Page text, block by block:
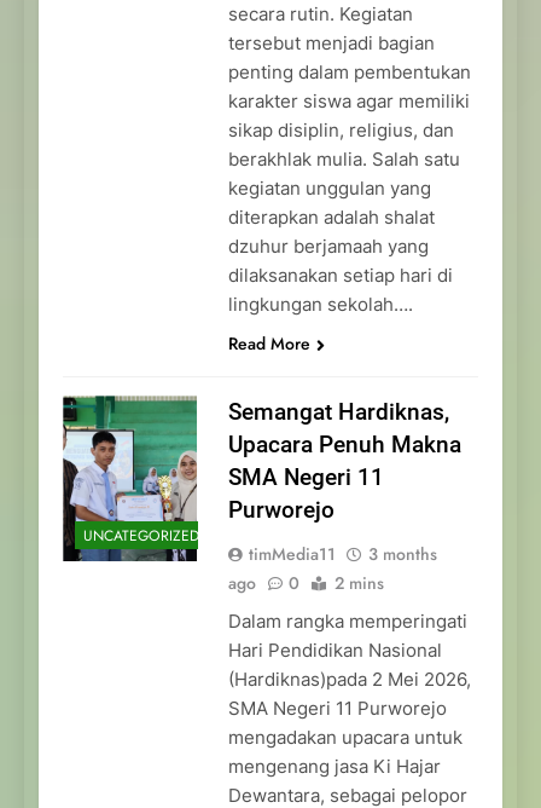
secara rutin. Kegiatan
tersebut menjadi bagian
penting dalam pembentukan
karakter siswa agar memiliki
sikap disiplin, religius, dan
berakhlak mulia. Salah satu
kegiatan unggulan yang
diterapkan adalah shalat
dzuhur berjamaah yang
dilaksanakan setiap hari di
lingkungan sekolah….
Read More
UNCATEGORIZED
Semangat Hardiknas,
Upacara Penuh Makna
SMA Negeri 11
Purworejo
timMedia11
3 months
ago
0 2 mins
Dalam rangka memperingati
Hari Pendidikan Nasional
(Hardiknas)pada 2 Mei 2026,
SMA Negeri 11 Purworejo
mengadakan upacara untuk
mengenang jasa Ki Hajar
Dewantara, sebagai pelopor